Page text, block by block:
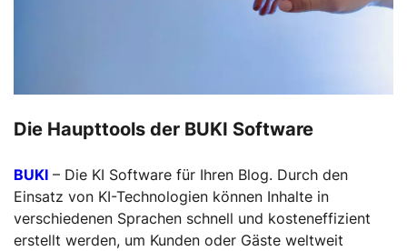
Die Haupttools der BUKI Software
BUKI – Die KI Software für Ihren Blog. Durch den
Einsatz von KI-Technologien können Inhalte in
verschiedenen Sprachen schnell und kosteneffizient
erstellt werden, um Kunden oder Gäste weltweit